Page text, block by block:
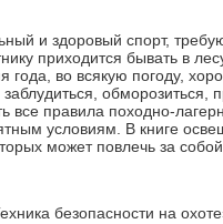
и здоровый спорт,
приходится бывать в
года, во всякую погоду,
обморозиться,
все правила походно-
условиям. В книге
может повлечь за
безопасности на